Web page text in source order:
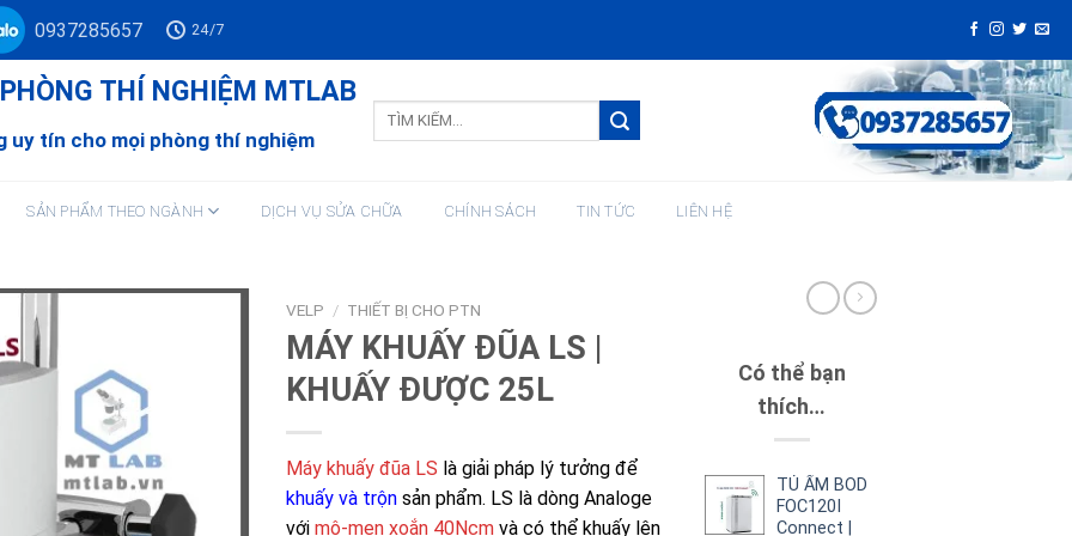
0937285657 24/7
THÍ NGHIỆM MTLAB
tín cho mọi phòng thí nghiệm
Tìm
SẢN PHẨM THEO NGÀNH DỊCH VỤ SỬA CHỮA CHÍNH SÁCH TIN TỨC LIÊN HỆ
VELP / THIẾT BỊ CHO PTN
MÁY KHUẤY ĐŨA LS |
KHUẤY ĐƯỢC 25L
Máy khuấy đũa LS là giải pháp lý tưởng để
khuấy và trộn sản phẩm. LS là dòng Analoge
với mô-men xoắn 40Ncm và có thể khuấy lên
Có thể bạn
thích…
TỦ ẤM BOD
FOC120I
Connect |